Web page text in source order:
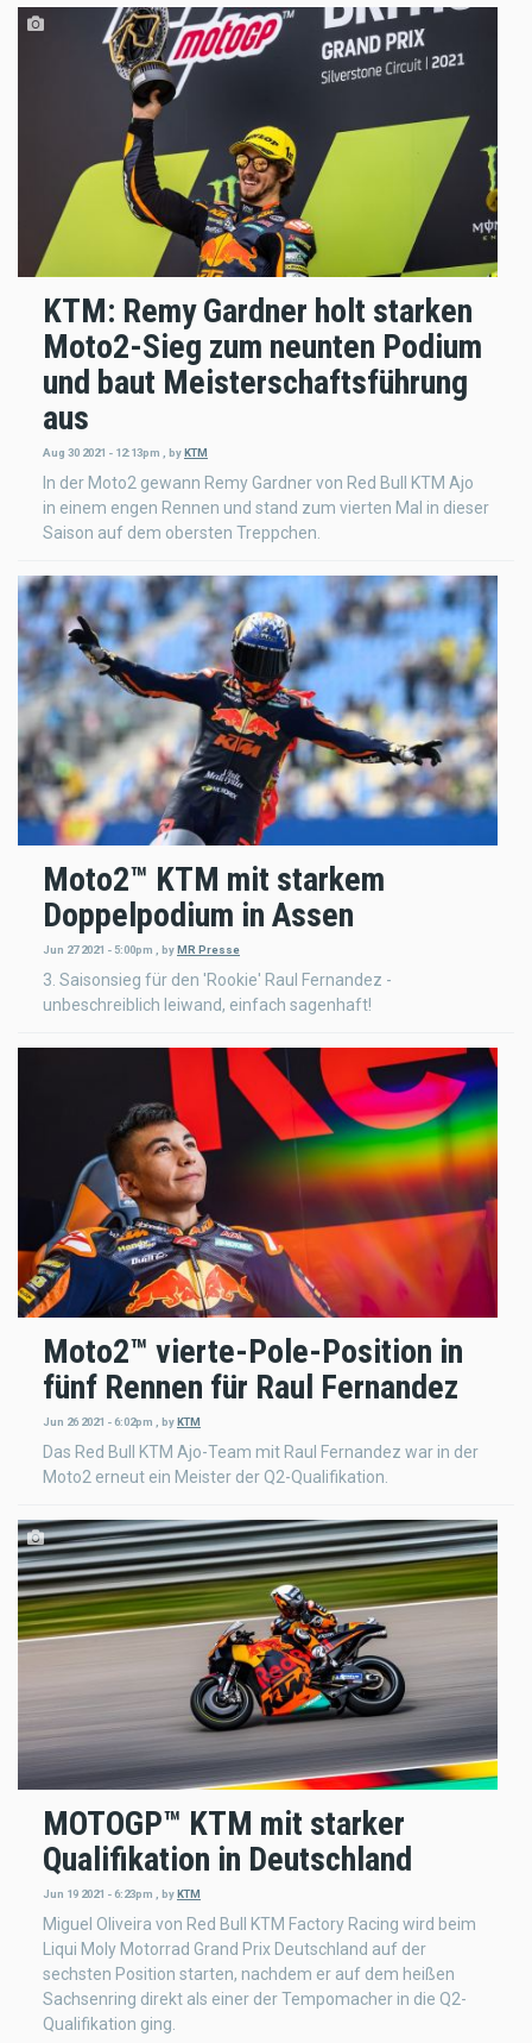
KTM: Remy Gardner holt starken
Moto2-Sieg zum neunten Podium
und baut Meisterschaftsführung
aus
Aug 30 2021 - 12:13pm byKTM
In der Moto2 gewann Remy Gardner von Red Bull KTM Ajo
in einem engen Rennen und stand zum vierten Mal in dieser
Saison auf dem obersten Treppchen.
Moto2™ KTM mit starkem
Doppelpodium in Assen
Jun 27 2021 - 5:00pm , byMR Presse
3. Saisonsieg für den 'Rookie' Raul Fernandez -
unbeschreiblich leiwand, einfach sagenhaft!
Moto2™ vierte-Pole-Position in
fünf Rennen für Raul Fernandez
Jun 26 2021 - 6:02pm , byKTM
Das Red Bull KTM Ajo-Team mit Raul Fernandez war in der
Moto2 erneut ein Meister der Q2-Qualifikation.
MOTOGP™ KTM mit starker
Qualifikation in Deutschland
Jun 19 2021 - 6:23pm , by KTM
Miguel Oliveira von Red Bull KTM Factory Racing wird beim
Liqui Moly Motorrad Grand Prix Deutschland auf der
sechsten Position starten, nachdem er auf dem heißen
Sachsenring direkt als einer der Tempomacher in die Q2-
Qualifikation ging.